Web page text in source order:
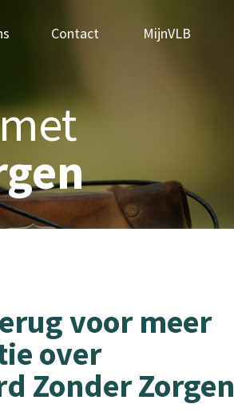
Contact MijnVLB
voor meer
over
Zonder Zorgen